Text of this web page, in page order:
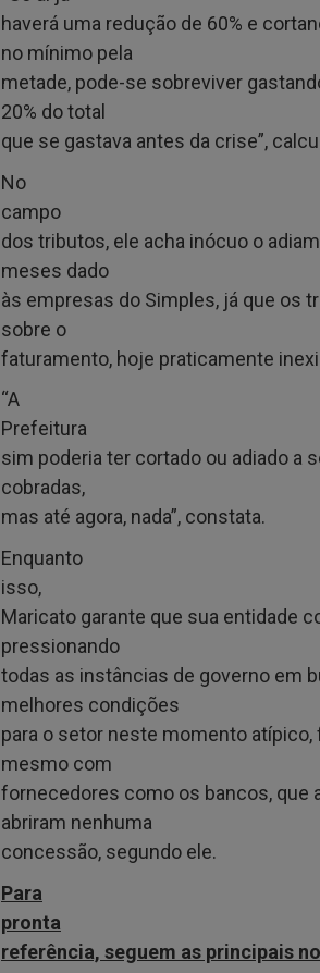
haverá uma redução de 60% e
no mínimo pela
metade, pode-se sobreviver
20% do total
que se gastava antes da crise”,
No
campo
dos tributos, ele acha inócuo o
meses dado
às empresas do Simples, já que os
sobre o
faturamento, hoje praticamente
“A
Prefeitura
sim poderia ter cortado ou adiado a
cobradas,
mas até agora, nada”, constata.
Enquanto
isso,
Maricato garante que sua entidade
pressionando
todas as instâncias de governo em
melhores condições
para o setor neste momento atípico,
mesmo com
fornecedores como os bancos, que
abriram nenhuma
concessão, segundo ele.
Para
pronta
referência, seguem as principais